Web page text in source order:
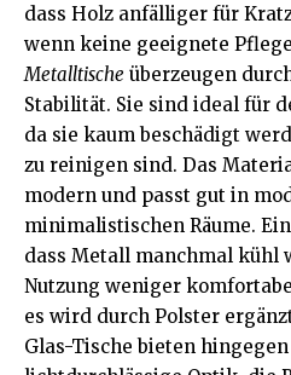
dass Holz anfälliger für
wenn keine geeignete
Metalltische überzeugen
Stabilität. Sie sind ideal für
da sie kaum beschädigt
zu reinigen sind. Das
modern und passt gut in
minimalistischen Räume.
dass Metall manchmal kühl
Nutzung weniger
es wird durch Polster
Glas-Tische bieten